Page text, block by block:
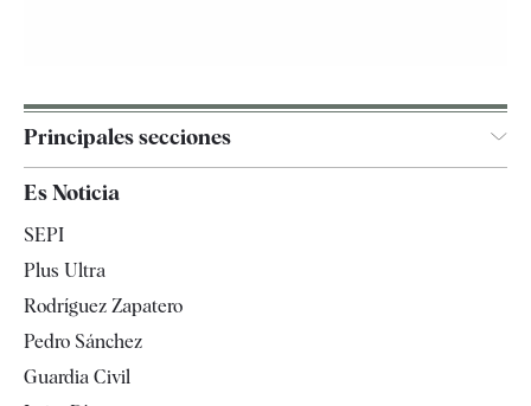
Principales secciones
Televisión
Es Noticia
SEPI
Plus Ultra
Rodríguez Zapatero
Pedro Sánchez
Guardia Civil